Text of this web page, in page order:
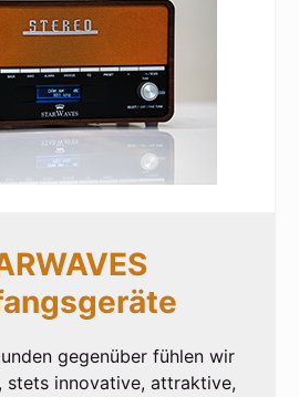
gegenüber fühlen wir
stets innovative, attraktive,